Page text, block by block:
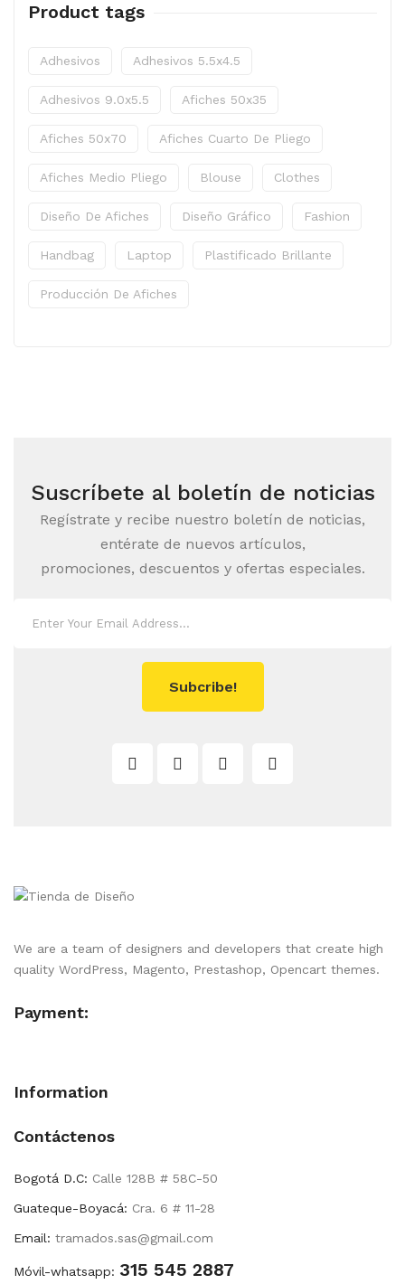
Product tags
Adhesivos Adhesivos 5.5x4.5
Adhesivos 9.0x5.5 Afiches 50x35
Afiches 50x70 Afiches Cuarto De Pliego
Afiches Medio Pliego Blouse Clothes
Diseño De Afiches Diseño Gráfico Fashion
Handbag Laptop Plastificado Brillante
Producción De Afiches
Suscríbete al boletín de noticias
Regístrate y recibe nuestro boletín de noticias,
entérate de nuevos artículos,
promociones, descuentos y ofertas especiales.
Subcribe!
We are a team of designers and developers that create high
quality WordPress, Magento, Prestashop, Opencart themes.
Payment:
Information
Contáctenos
Bogotá D.C: Calle 128B # 58C-50
Guateque-Boyacá: Cra. 6 # 11-28
Email: tramados.sas@gmail.com
Móvil-whatsapp: 315 545 2887